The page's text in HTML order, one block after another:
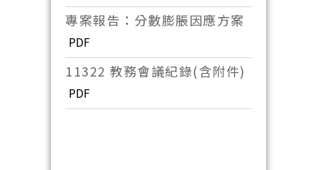
專案報告：分數膨脹因應方案
PDF
11322 教務會議紀錄(含附件)
PDF